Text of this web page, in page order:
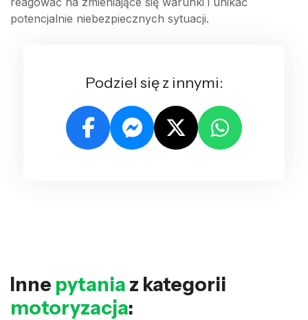
potencjalnie niebezpiecznych sytuacji.
Podziel się z innymi:
Inne pytania z kategorii
motoryzacja: